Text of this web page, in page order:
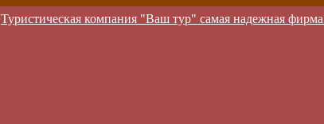
Туристическая компания "Ваш тур" самая надежная